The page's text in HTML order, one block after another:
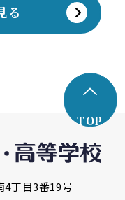
る
TOP
4丁目3番19号